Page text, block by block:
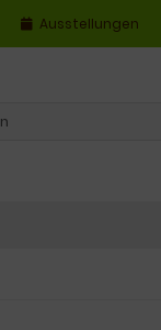
Ausstellungen